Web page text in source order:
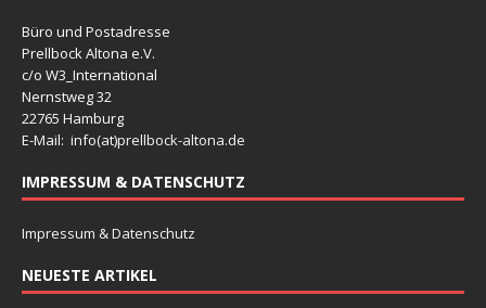
Büro und Postadresse
Prellbock Altona e.V.
c/o W3_International
Nernstweg 32
22765 Hamburg
E-Mail: info(at)prellbock-altona.de
IMPRESSUM & DATENSCHUTZ
Impressum & Datenschutz
NEUESTE ARTIKEL